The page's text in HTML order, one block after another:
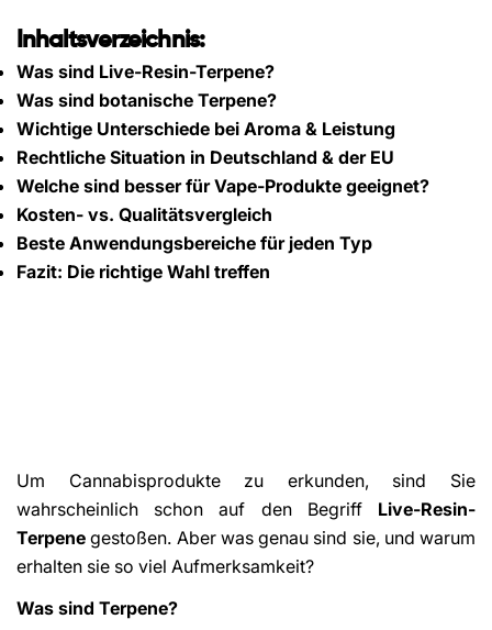
Inhaltsverzeichnis:
Was sind Live-Resin-Terpene?
Was sind botanische Terpene?
Wichtige Unterschiede bei Aroma & Leistung
Rechtliche Situation in Deutschland & der EU
Welche sind besser für Vape-Produkte geeignet?
Kosten- vs. Qualitätsvergleich
Beste Anwendungsbereiche für jeden Typ
Fazit: Die richtige Wahl treffen
Um Cannabisprodukte zu erkunden, sind Sie
wahrscheinlich schon auf den Begriff Live-Resin-
Terpene gestoßen. Aber was genau sind sie, und warum
erhalten sie so viel Aufmerksamkeit?
Was sind Terpene?